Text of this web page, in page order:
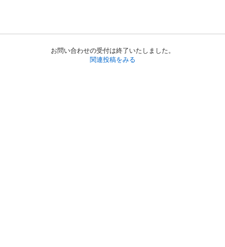
お問い合わせの受付は終了いたしました。
関連投稿をみる